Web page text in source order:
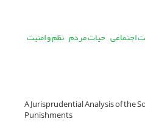
اجتماعی حیات مردم نظم و امنیت
A Jurisprudential Analysis of the
Punishments